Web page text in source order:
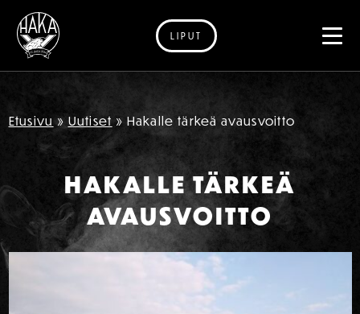
Siirry sisältöön
LIPUT
Etusivu » Uutiset » Hakalle tärkeä avausvoitto
HAKALLE TÄRKEÄ
AVAUSVOITTO